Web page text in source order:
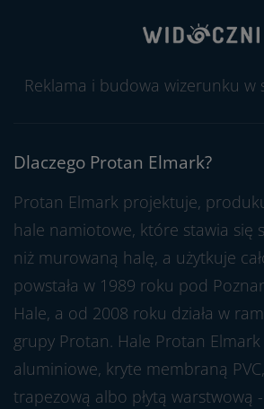
Reklama i budowa wizerunku w
Dlaczego Protan Elmark?
Protan Elmark projektuje,
hale namiotowe, które stawia się
niż murowaną halę, a użytkuje
powstała w 1989 roku pod
Hale, a od 2008 roku działa w
grupy Protan. Hale Protan
aluminiowe, kryte membraną
trapezową albo płytą warstwową